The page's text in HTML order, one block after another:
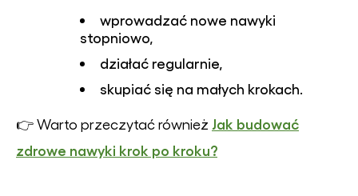
wprowadzać nowe nawyki
stopniowo,
działać regularnie,
skupiać się na małych krokach.
👉 Warto przeczytać również Jak budować
zdrowe nawyki krok po kroku?